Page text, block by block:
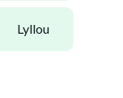
lyllou